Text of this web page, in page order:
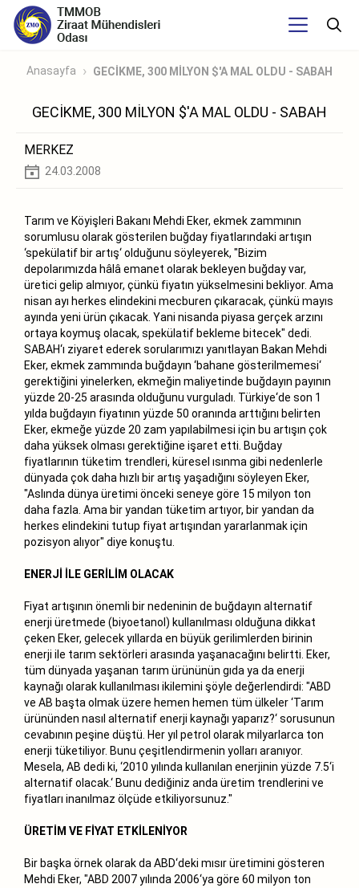
Anasayfa GECİKME, 300 MİLYON $'A MAL OLDU - SABAH
GECİKME, 300 MİLYON $'A MAL OLDU - SABAH
MERKEZ
24.03.2008
Tarım ve Köyişleri Bakanı Mehdi Eker, ekmek zammının
sorumlusu olarak gösterilen buğday fiyatlarındaki artışın
‘spekülatif bir artış‘ olduğunu söyleyerek, "Bizim
depolarımızda hâlâ emanet olarak bekleyen buğday var,
üretici gelip almıyor, çünkü fiyatın yükselmesini bekliyor. Ama
nisan ayı herkes elindekini mecburen çıkaracak, çünkü mayıs
ayında yeni ürün çıkacak. Yani nisanda piyasa gerçek arzını
ortaya koymuş olacak, spekülatif bekleme bitecek" dedi.
SABAH‘ı ziyaret ederek sorularımızı yanıtlayan Bakan Mehdi
Eker, ekmek zammında buğdayın ‘bahane gösterilmemesi‘
gerektiğini yinelerken, ekmeğin maliyetinde buğdayın payının
yüzde 20-25 arasında olduğunu vurguladı. Türkiye‘de son 1
yılda buğdayın fiyatının yüzde 50 oranında arttığını belirten
Eker, ekmeğe yüzde 20 zam yapılabilmesi için bu artışın çok
daha yüksek olması gerektiğine işaret etti. Buğday
fiyatlarının tüketim trendleri, küresel ısınma gibi nedenlerle
dünyada çok daha hızlı bir artış yaşadığını söyleyen Eker,
"Aslında dünya üretimi önceki seneye göre 15 milyon ton
daha fazla. Ama bir yandan tüketim artıyor, bir yandan da
herkes elindekini tutup fiyat artışından yararlanmak için
pozisyon alıyor" diye konuştu.
ENERJİ İLE GERİLİM OLACAK
Fiyat artışının önemli bir nedeninin de buğdayın alternatif
enerji üretmede (biyoetanol) kullanılması olduğuna dikkat
çeken Eker, gelecek yıllarda en büyük gerilimlerden birinin
enerji ile tarım sektörleri arasında yaşanacağını belirtti. Eker,
tüm dünyada yaşanan tarım ürününün gıda ya da enerji
kaynağı olarak kullanılması ikilemini şöyle değerlendirdi: "ABD
ve AB başta olmak üzere hemen hemen tüm ülkeler ‘Tarım
ürününden nasıl alternatif enerji kaynağı yaparız?‘ sorusunun
cevabının peşine düştü. Her yıl petrol olarak milyarlarca ton
enerji tüketiliyor. Bunu çeşitlendirmenin yolları aranıyor.
Mesela, AB dedi ki, ‘2010 yılında kullanılan enerjinin yüzde 7.5‘i
alternatif olacak.‘ Bunu dediğiniz anda üretim trendlerini ve
fiyatları inanılmaz ölçüde etkiliyorsunuz."
ÜRETİM VE FİYAT ETKİLENİYOR
Bir başka örnek olarak da ABD‘deki mısır üretimini gösteren
Mehdi Eker, "ABD 2007 yılında 2006‘ya göre 60 milyon ton